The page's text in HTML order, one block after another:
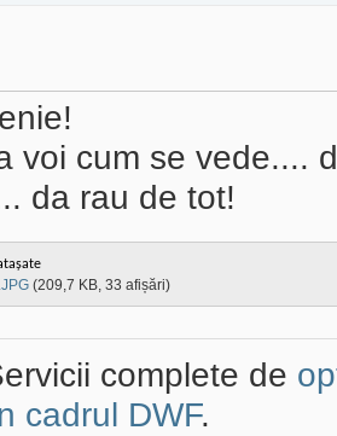
voi cum se vede....
da rau de tot!
(209,7 KB, 33 afișări)
complete de
cadrul DWF.